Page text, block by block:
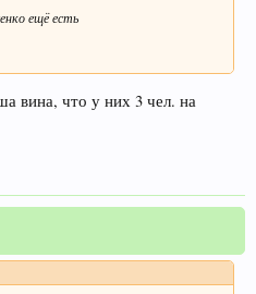
ещё есть
вина, что у них 3 чел. на